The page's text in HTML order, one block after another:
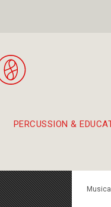
PERCUSSION &